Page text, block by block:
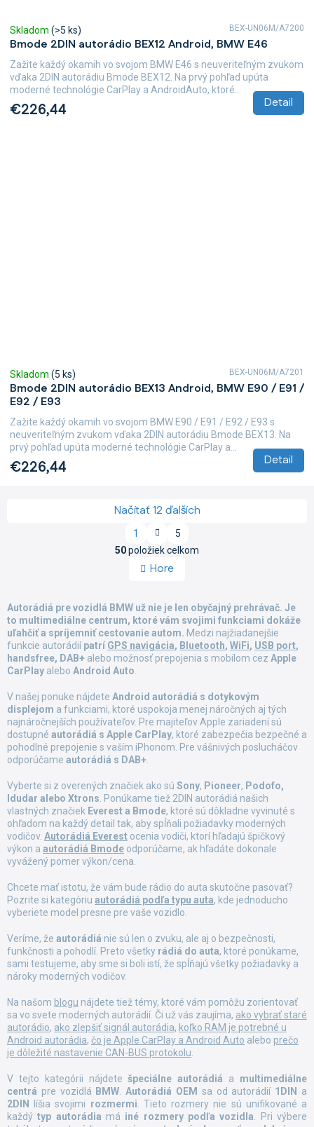
Bmode 2DIN autorádio BEX12 Android, BMW E46
Skladom (>5 ks)
€226,44 Detail
Zažite každý okamih vo svojom BMW E46 s neuveriteľným zvukom
vďaka 2DIN autorádiu Bmode BEX12. Na prvý pohľad upúta
moderné technológie CarPlay a AndroidAuto, ktoré...
BEX-UN06M/A7200
Bmode 2DIN autorádio BEX13 Android, BMW E90 / E91 /
E92 / E93
Skladom (5 ks)
€226,44 Detail
Zažite každý okamih vo svojom BMW E90 / E91 / E92 / E93 s
neuveriteľným zvukom vďaka 2DIN autorádiu Bmode BEX13. Na
prvý pohľad upúta moderné technológie CarPlay a...
BEX-UN06M/A7201
O
v
l
a
c
i
e
p
v
k
y
v
ý
s
u
Načítať 12 ďalších
S
t
r
á
n
v
a
n
i
e
1
5
50položiek celkom
Hore
Autorádiá pre vozidlá BMW už nie je len obyčajný prehrávač. Je
to multimediálne centrum, ktoré vám svojimi funkciami dokáže
uľahčiť a spríjemniť cestovanie autom. Medzi najžiadanejšie
funkcie autorádií patrí GPS navigácia, Bluetooth, WiFi, USB port,
handsfree, DAB+ alebo možnosť prepojenia s mobilom cez Apple
CarPlay alebo Android Auto.
V našej ponuke nájdete Android autorádiá s dotykovým
displejom a funkciami, ktoré uspokoja menej náročných aj tých
najnáročnejších používateľov. Pre majiteľov Apple zariadení sú
dostupné autorádiá s Apple CarPlay, ktoré zabezpečia bezpečné a
pohodlné prepojenie s vaším iPhonom. Pre vášnivých poslucháčov
odporúčame autorádiá s DAB+.
Vyberte si z overených značiek ako sú Sony, Pioneer, Podofo,
Idudar alebo Xtrons. Ponúkame tiež 2DIN autorádiá našich
vlastných značiek Everest a Bmode, ktoré sú dôkladne vyvinuté s
ohľadom na každý detail tak, aby spĺňali požiadavky moderných
vodičov. Autorádiá Everest ocenia vodiči, ktorí hľadajú špičkový
výkon a autorádiá Bmode odporúčame, ak hľadáte dokonale
vyvážený pomer výkon/cena.
Chcete mať istotu, že vám bude rádio do auta skutočne pasovať?
Pozrite si kategóriu autorádiá podľa typu auta, kde jednoducho
vyberiete model presne pre vaše vozidlo.
Veríme, že autorádiá nie sú len o zvuku, ale aj o bezpečnosti,
funkčnosti a pohodlí. Preto všetky rádiá do auta, ktoré ponúkame,
sami testujeme, aby sme si boli istí, že spĺňajú všetky požiadavky a
nároky moderných vodičov.
Na našom blogu nájdete tiež témy, ktoré vám pomôžu zorientovať
sa vo svete moderných autorádií. Či už vás zaujíma, ako vybrať staré
autorádio, ako zlepšiť signál autorádia, koľko RAM je potrebné u
Android autorádia, čo je Apple CarPlay a Android Auto alebo prečo
je dôležité nastavenie CAN-BUS protokolu.
V tejto kategórii nájdetešpeciálne autorádiá a multimediálne
centrá pre vozidlá BMW.Autorádiá OEM sa od autorádií 1DIN
a
2DIN
líšia svojimi rozmermi. Tieto rozmery nie sú unifikované a
každýtyp autorádia má iné rozmery podľa vozidla. Pri výbere